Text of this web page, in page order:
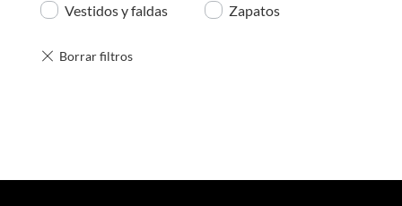
Vestidos y faldas Zapatos